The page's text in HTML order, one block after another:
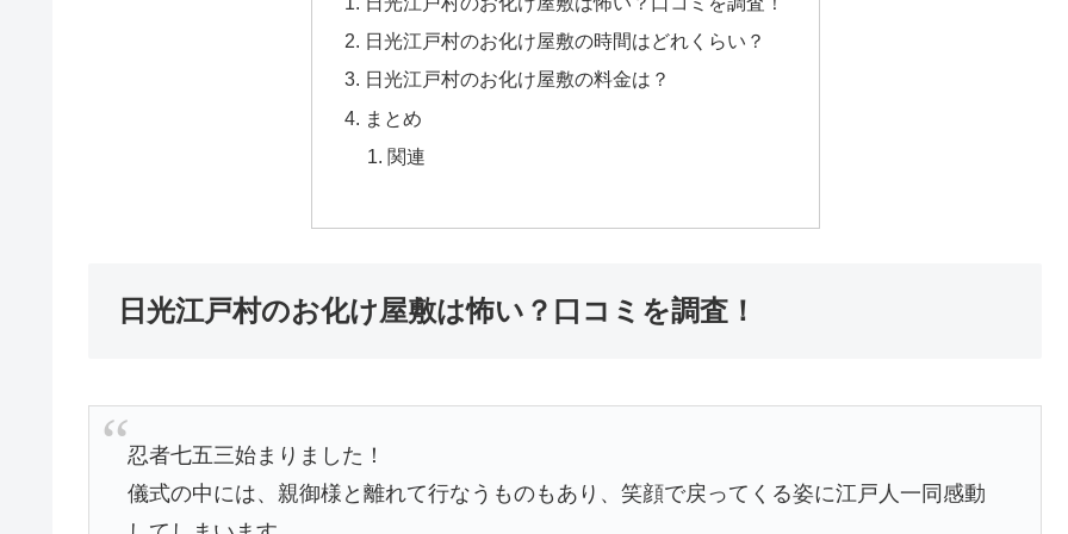
日光江戸村のお化け屋敷の時間はどれくらい？
日光江戸村のお化け屋敷の料金は？
まとめ
関連
日光江戸村のお化け屋敷は怖い？口コミを調査！
忍者七五三始まりました！
儀式の中には、親御様と離れて行なうものもあり、笑顔で戻ってくる姿に江戸人一同感動